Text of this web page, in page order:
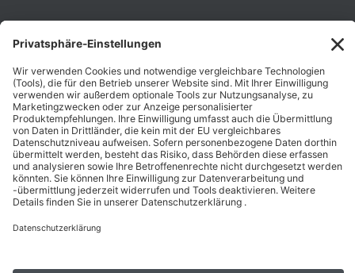
Unternehmen
Karriere
Zahlungsarten
Schnelle Lieferung